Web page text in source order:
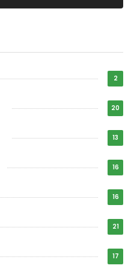
2
20
13
16
16
21
17